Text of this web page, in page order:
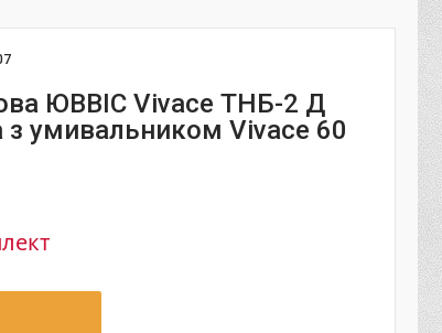
ЮВВІС Vivace ТНБ-2 Д
з умивальником Vivace 60